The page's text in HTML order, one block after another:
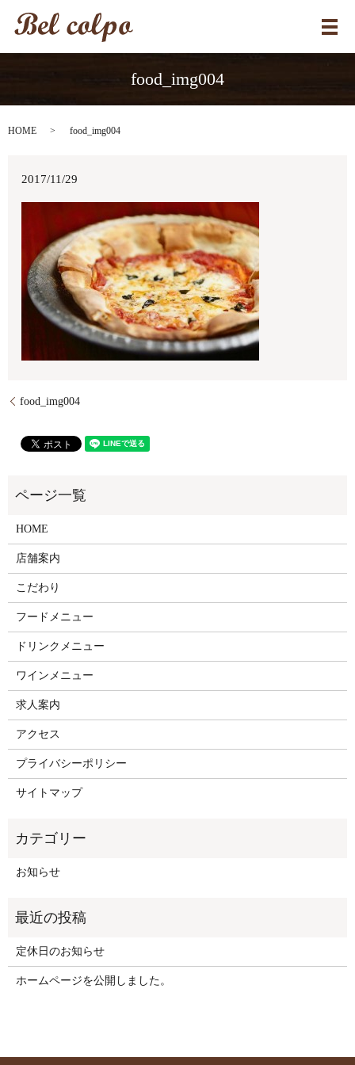
メ
food_img004
HOME food_img004
2017/11/29
food_img004
HOME
店舗案内
こだわり
フードメニュー
ドリンクメニュー
ワインメニュー
求人案内
アクセス
プライバシーポリシー
サイトマップ
お知らせ
定休日のお知らせ
ホームページを公開しました。